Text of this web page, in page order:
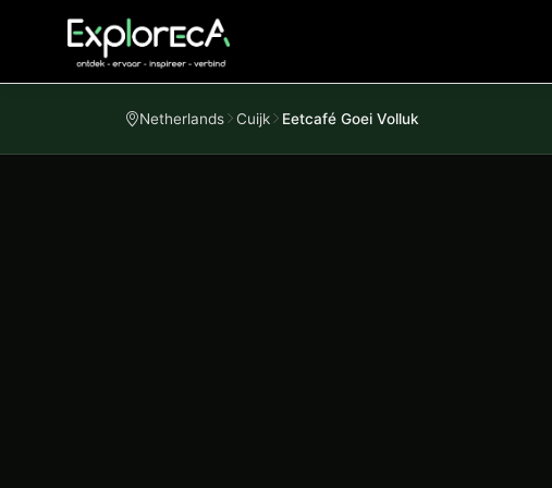
Netherlands Cuijk Eetcafé Goei Volluk